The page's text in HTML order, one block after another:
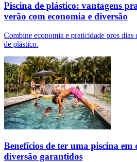
Piscina de plástico: vantagens
verão com economia e diversão
Combine economia e praticidade pros dias
de plástico.
Benefícios de ter uma piscina em
diversão garantidos